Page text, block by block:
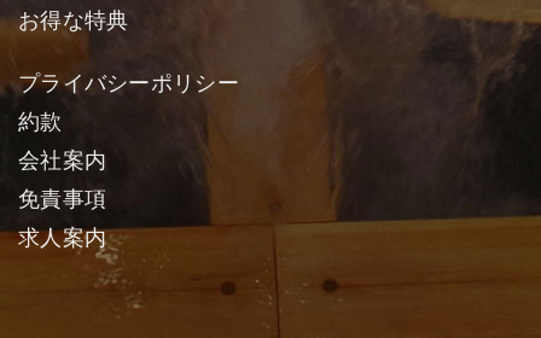
お得な特典
プライバシーポリシー
約款
会社案内
免責事項
求人案内